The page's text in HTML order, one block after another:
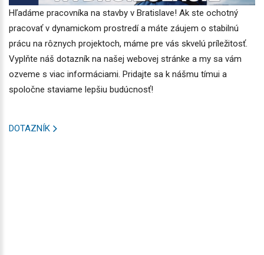
Hľadáme pracovníka na stavby v Bratislave! Ak ste ochotný
pracovať v dynamickom prostredí a máte záujem o stabilnú
prácu na rôznych projektoch, máme pre vás skvelú príležitosť.
Vyplňte náš dotazník na našej webovej stránke a my sa vám
ozveme s viac informáciami. Pridajte sa k nášmu tímui a
spoločne staviame lepšiu budúcnosť!
DOTAZNÍK